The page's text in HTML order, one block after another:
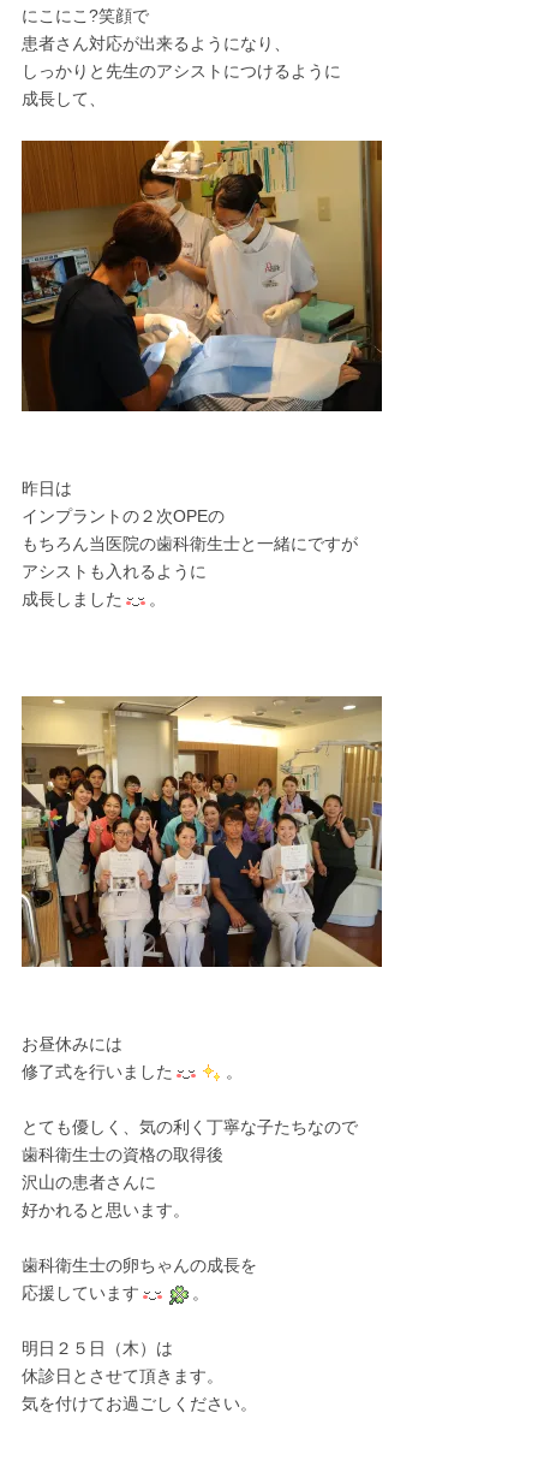
にこにこ?笑顔で
患者さん対応が出来るようになり、
しっかりと先生のアシストにつけるように
成長して、
昨日は
インプラントの２次OPEの
もちろん当医院の歯科衛生士と一緒にですが
アシストも入れるように
成長しました
。
お昼休みには
修了式を行いました
。
とても優しく、気の利く丁寧な子たちなので
歯科衛生士の資格の取得後
沢山の患者さんに
好かれると思います。
歯科衛生士の卵ちゃんの成長を
応援しています
。
明日２５日（木）は
休診日とさせて頂きます。
気を付けてお過ごしください。